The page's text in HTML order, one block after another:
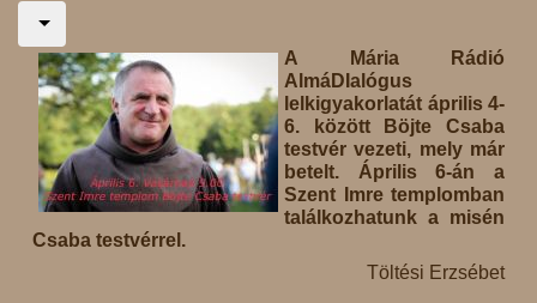
A Mária Rádió
AlmáDIalógus
lelkigyakorlatát április 4-
6. között Böjte Csaba
testvér vezeti, mely már
betelt. Április 6-án a
Szent Imre templomban
találkozhatunk a misén
Csaba testvérrel.
Töltési Erzsébet